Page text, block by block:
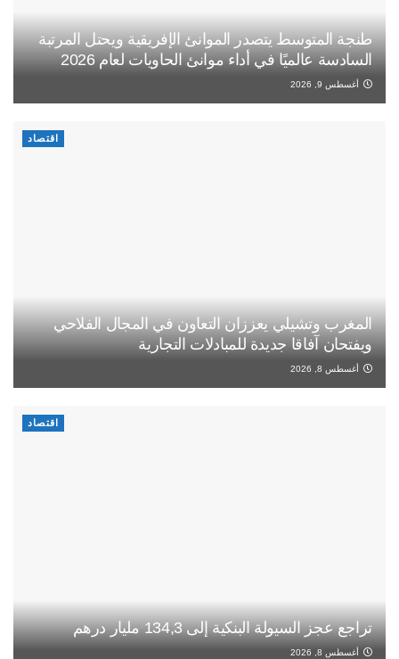
طنجة المتوسط يتصدر الموانئ الإفريقية ويحتل المرتبة
السادسة عالميًا في أداء موانئ الحاويات لعام 2026
أغسطس 9, 2026
اقتصاد
المغرب وتشيلي يعززان التعاون في المجال الفلاحي
ويفتحان آفاقا جديدة للمبادلات التجارية
أغسطس 8, 2026
اقتصاد
تراجع عجز السيولة البنكية إلى 134,3 مليار درهم
أغسطس 8, 2026